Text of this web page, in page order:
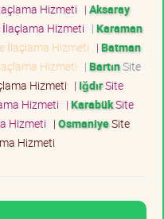
Hizmeti | Aksaray
Hizmeti | Karaman
İlaçlama Hizmeti | Batman
Hizmeti | BartınSite
Hizmeti | IğdırSite
Hizmeti | KarabükSite
Hizmeti | OsmaniyeSite
Hizmeti